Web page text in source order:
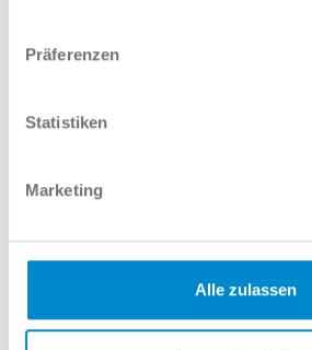
Präferenzen
Statistiken
Marketing
Alle zulassen
Telefonnummer